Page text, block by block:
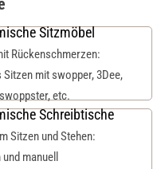
Sitzmöbel
Rückenschmerzen:
Sitzen mit swopper, 3Dee,
etc.
Schreibtische
Sitzen und Stehen:
manuell